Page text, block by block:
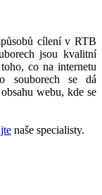
cílení v RTB
jsou kvalitní
co na internetu
souborech se dá
webu, kde se
naše specialisty.